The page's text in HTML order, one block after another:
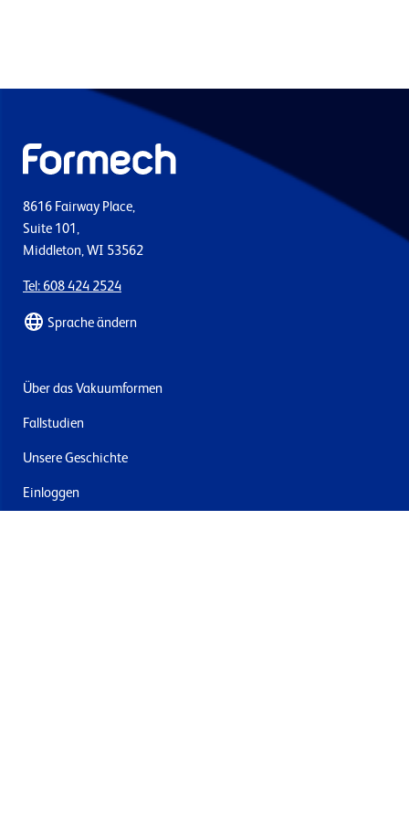
8616 Fairway Place,
Suite 101,
Middleton, WI 53562
Tel: 608 424 2524
Sprache ändern
Über das Vakuumformen
Fallstudien
Unsere Geschichte
Einloggen